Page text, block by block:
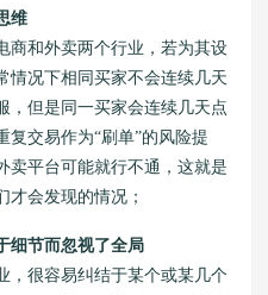
维
商和外卖两个行业，若为其设
情况下相同买家不会连续几天
，但是同一买家会连续几天点
复交易作为“刷单”的风险提
卖平台可能就行不通，这就是
才会发现的情况；
细节而忽视了全局
，很容易纠结于某个或某几个